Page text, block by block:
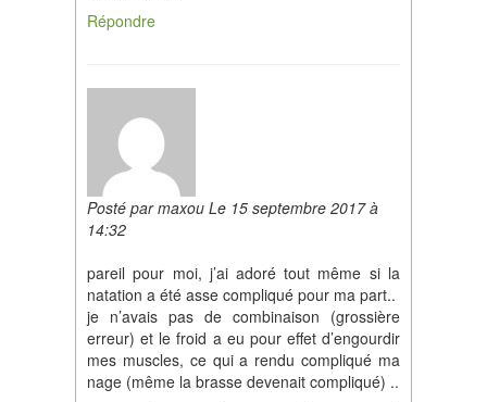
Répondre
Posté par maxou Le 15 septembre 2017 à
14:32
pareil pour moi, j’ai adoré tout même si la
natation a été asse compliqué pour ma part..
je n’avais pas de combinaison (grossière
erreur) et le froid a eu pour effet d’engourdir
mes muscles, ce qui a rendu compliqué ma
nage (même la brasse devenait compliqué) ..